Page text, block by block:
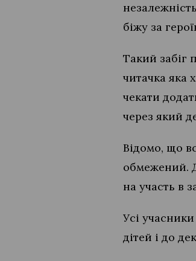
біжу за
Такий забіг
читачка яка
чекати
через який
Відомо, що
обмежений.
на участь в
Усі
дітей і до